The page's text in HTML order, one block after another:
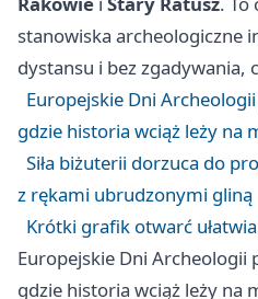
stanowiska archeologiczne
dystansu i bez zgadywania,
Europejskie Dni
gdzie historia wciąż leży na
Siła biżuterii dorzuca do
z rękami ubrudzonymi gliną
Krótki grafik otwarć ułatwia
Europejskie Dni Archeologii
gdzie historia wciąż leży na